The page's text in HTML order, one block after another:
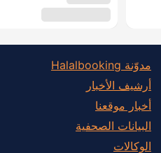
مدوّنة Halalbooking
أرشيف الأخبار
أخبار موقعنا
البيانات الصحفية
الوكالات